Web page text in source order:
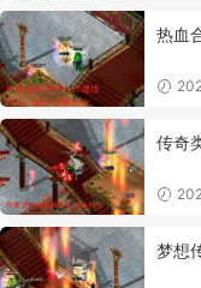
热血
传奇
梦想